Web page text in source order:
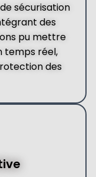
sécurisation
des
pu mettre
temps réel,
des